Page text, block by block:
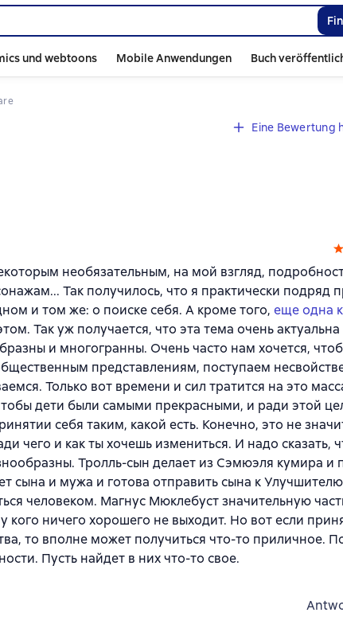
und webtoons Mobile Anwendungen Buch
Eine Bewertung
необязательным, на мой взгляд,
Так получилось, что я практически подряд
и том же: о поиске себя. А кроме того, еще одна
Так уж получается, что эта тема очень
и многогранны. Очень часто нам хочется,
представлениям, поступаем
Только вот времени и сил тратится на это
дети были самыми прекрасными, и ради этой
себя таким, какой есть. Конечно, это не
чего и как ты хочешь измениться. И надо сказать,
Тролль-сын делает из Сэмюэля кумира и
сына и мужа и готова отправить сына к
человеком. Магнус Мюклебуст значительную
ничего хорошего не выходит. Но вот если
то вполне может получиться что-то приличное.
Пусть найдет в них что-то свое.